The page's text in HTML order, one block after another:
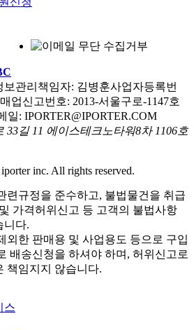
보관리책임자: 김병훈사업자등록번
업신고번호: 2013-서울구로-1147호
일: IPORTER@IPORTER.COM
33길 11 에이스테크노타워8차 1106호
inc. All rights reserved.
련규정을 준수하고, 불법물건을 취급
가격허위신고 등 고객의 불법사항
니다.
외한 판매용 및 사업용도 등으로 구입
배송신청을 하셔야 하며, 허위신고로
책임지지 않습니다.